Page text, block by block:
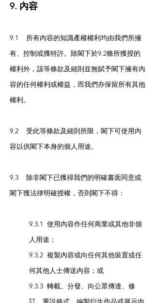
9. 內容
9.1 所有內容的知識產權權利均由我們所擁
有、控制或獲特許。除閣下於9.2條所獲授的
權利外，該等條款及細則並無賦予閣下擁有內
容的任何權利或權益，而我們亦保留所有其他
權利。
9.2 受此等條款及細則所限，閣下可使用內
容以供閣下本身的個人用途。
9.3 除非閣下已獲得我們的明確書面同意或
閣下獲法律明確授權，否則閣下不得：
9.3.1 使用內容作任何商業或其他非個
人用途；
9.3.2 複製內容或向任何其他裝置或任
何其他人士傳送內容；或
9.3.3 轉載、分發、向公眾傳達、修